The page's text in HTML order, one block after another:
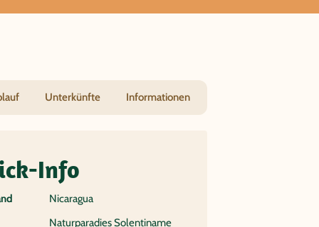
Unterkünfte Informationen
Info
Nicaragua
Naturparadies Solentiname